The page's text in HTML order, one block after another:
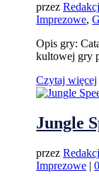
przez
Imprezowe,
Opis gry:
kultowej gry
Czytaj więcej
Jungle
przez
Imprezowe |0